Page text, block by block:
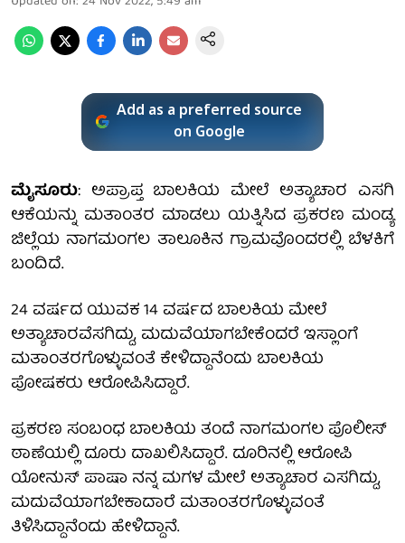
Add as a preferred source
on Google
ಮೈಸೂರು: ಅಪ್ರಾಪ್ತ ಬಾಲಕಿಯ ಮೇಲೆ ಅತ್ಯಾಚಾರ ಎಸಗಿ
ಆಕೆಯನ್ನು ಮತಾಂತರ ಮಾಡಲು ಯತ್ನಿಸಿದ ಪ್ರಕರಣ ಮಂಡ್ಯ
ಜಿಲ್ಲೆಯ ನಾಗಮಂಗಲ ತಾಲೂಕಿನ ಗ್ರಾಮವೊಂದರಲ್ಲಿ ಬೆಳಕಿಗೆ
ಬಂದಿದೆ.
24 ವರ್ಷದ ಯುವಕ 14 ವರ್ಷದ ಬಾಲಕಿಯ ಮೇಲೆ
ಅತ್ಯಾಚಾರವೆಸಗಿದ್ದು, ಮದುವೆಯಾಗಬೇಕೆಂದರೆ ಇಸ್ಲಾಂಗೆ
ಮತಾಂತರಗೊಳ್ಳುವಂತೆ ಕೇಳಿದ್ದಾನೆಂದು ಬಾಲಕಿಯ
ಪೋಷಕರು ಆರೋಪಿಸಿದ್ದಾರೆ.
ಪ್ರಕರಣ ಸಂಬಂಧ ಬಾಲಕಿಯ ತಂದೆ ನಾಗಮಂಗಲ ಪೊಲೀಸ್
ಠಾಣೆಯಲ್ಲಿ ದೂರು ದಾಖಲಿಸಿದ್ದಾರೆ. ದೂರಿನಲ್ಲಿ ಆರೋಪಿ
ಯೋನುಸ್ ಪಾಷಾ ನನ್ನ ಮಗಳ ಮೇಲೆ ಅತ್ಯಾಚಾರ ಎಸಗಿದ್ದು,
ಮದುವೆಯಾಗಬೇಕಾದಾರೆ ಮತಾಂತರಗೊಳ್ಳುವಂತೆ
ತಿಳಿಸಿದ್ದಾನೆಂದು ಹೇಳಿದ್ದಾನೆ.